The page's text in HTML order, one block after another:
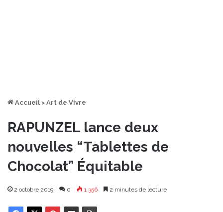
Accueil > Art de Vivre
RAPUNZEL lance deux
nouvelles “Tablettes de
Chocolat” Équitable
2 octobre 2019 0 1 356 2 minutes de lecture